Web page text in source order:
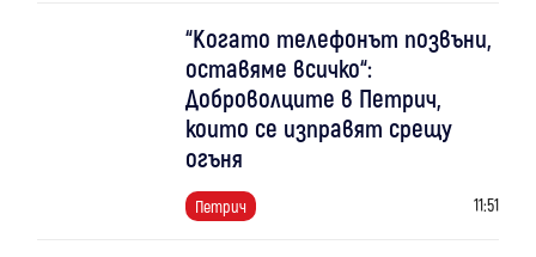
“Когато телефонът позвъни,
оставяме всичко“:
Доброволците в Петрич,
които се изправят срещу
огъня
Петрич 11:51